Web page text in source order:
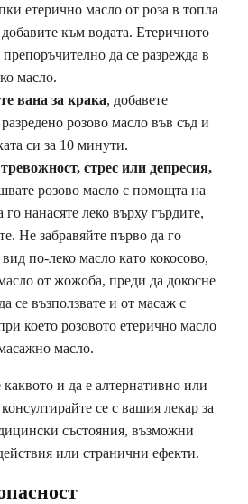
етерично масло от роза в топла
към водата. Етеричното
да се разрежда в
масло.
вана за крака, добавете
розово масло във съд и
си за 10 минути.
стрес или депресия,
розово масло с помощта на
нанасяте леко върху гърдите,
Не забравяйте първо да го
по-леко масло като кокосово,
от жожоба, преди да докосне
се възползвате и от масаж с
което розовото етерично масло
масло.
и да е алтернативно или
се с вашия лекар за
състояния, възможни
или странични ефекти.